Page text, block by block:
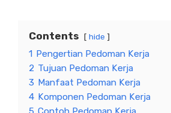
Contents hide
1 Pengertian Pedoman Kerja
2 Tujuan Pedoman Kerja
3 Manfaat Pedoman Kerja
4 Komponen Pedoman Kerja